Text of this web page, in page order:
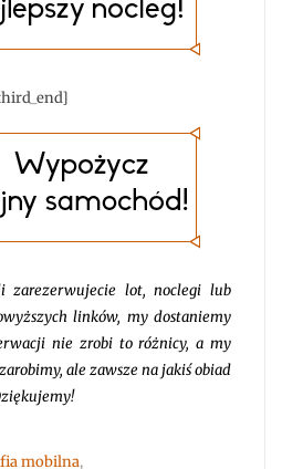
zarezerwujecie lot, noclegi lub
linków, my dostaniemy
nie zrobi to różnicy, a my
ale zawsze na jakiś obiad
mobilna,